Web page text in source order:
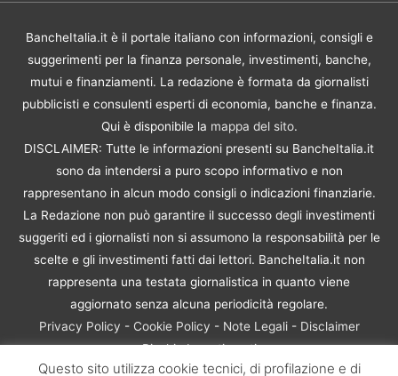
BancheItalia.it è il portale italiano con informazioni, consigli e
suggerimenti per la finanza personale, investimenti, banche,
mutui e finanziamenti. La redazione è formata da giornalisti
pubblicisti e consulenti esperti di economia, banche e finanza.
Qui è disponibile la mappa del sito.
DISCLAIMER: Tutte le informazioni presenti su BancheItalia.it
sono da intendersi a puro scopo informativo e non
rappresentano in alcun modo consigli o indicazioni finanziarie.
La Redazione non può garantire il successo degli investimenti
suggeriti ed i giornalisti non si assumono la responsabilità per le
scelte e gli investimenti fatti dai lettori. BancheItalia.it non
rappresenta una testata giornalistica in quanto viene
aggiornato senza alcuna periodicità regolare.
Privacy Policy - Cookie Policy - Note Legali- Disclaimer
Rischio Investimenti
BancheItalia.it Copyright © 2021. Tutti i diritti sono riservati. |
Questo sito utilizza cookie tecnici, di profilazione e di